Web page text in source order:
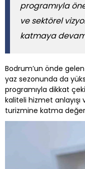
programıyla
ve sektörel
katmaya
Bodrum’un önde
yaz sezonunda da
programıyla dikkat
kaliteli hizmet
turizmine katma